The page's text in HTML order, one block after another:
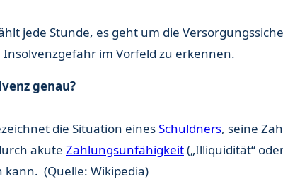
jede Stunde, es geht um die
Insolvenzgefahr im Vorfeld zu erkennen.
genau?
die Situation einesSchuldners, seine
akute Zahlungsunfähigkeit(„Illiquidität“
(Quelle: Wikipedia)